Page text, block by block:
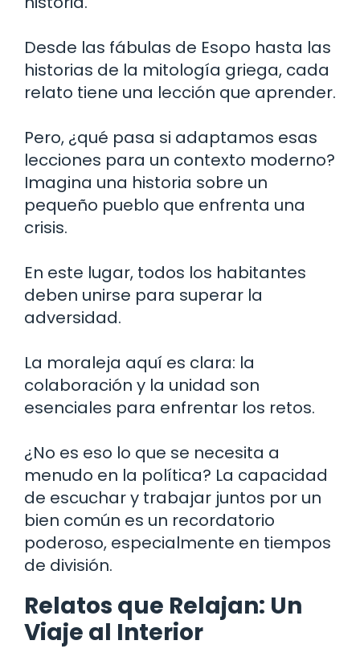
Desde las fábulas de Esopo hasta las
historias de la mitología griega, cada
relato tiene una lección que aprender.
Pero, ¿qué pasa si adaptamos esas
lecciones para un contexto moderno?
Imagina una historia sobre un
pequeño pueblo que enfrenta una
crisis.
En este lugar, todos los habitantes
deben unirse para superar la
adversidad.
La moraleja aquí es clara: la
colaboración y la unidad son
esenciales para enfrentar los retos.
¿No es eso lo que se necesita a
menudo en la política? La capacidad
de escuchar y trabajar juntos por un
bien común es un recordatorio
poderoso, especialmente en tiempos
de división.
Relatos que Relajan: Un
Viaje al Interior